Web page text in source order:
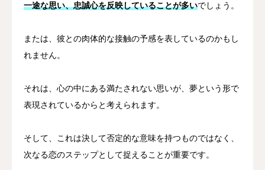
一途な思い、忠誠心を反映していることが多いでしょう。
または、彼との肉体的な接触の予感を表しているのかもし
れません。
それは、心の中にある満たされない思いが、夢という形で
表現されているからと考えられます。
そして、これは決して否定的な意味を持つものではなく、
次なる恋のステップとして捉えることが重要です。